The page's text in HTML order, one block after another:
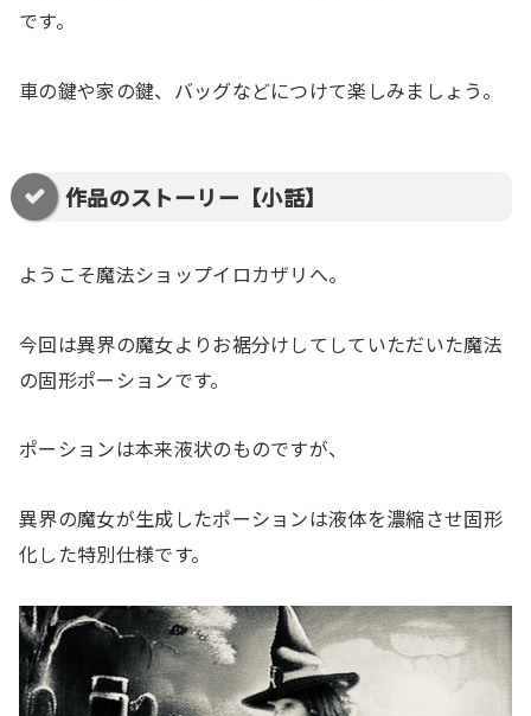
です。
車の鍵や家の鍵、バッグなどにつけて楽しみましょう。
作品のストーリー【小話】
ようこそ魔法ショップイロカザリへ。
今回は異界の魔女よりお裾分けしてしていただいた魔法
の固形ポーションです。
ポーションは本来液状のものですが、
異界の魔女が生成したポーションは液体を濃縮させ固形
化した特別仕様です。